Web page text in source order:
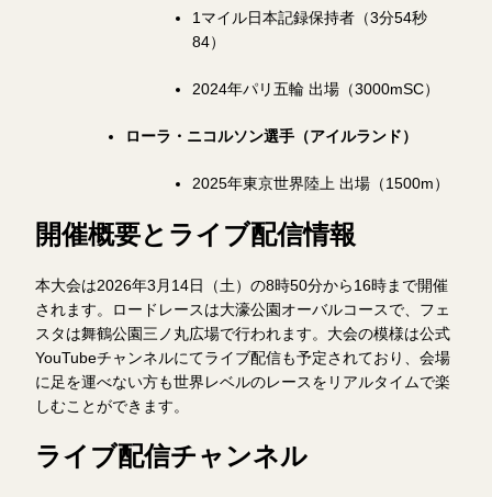
1マイル日本記録保持者（3分54秒
84）
2024年パリ五輪 出場（3000mSC）
ローラ・ニコルソン選手（アイルランド）
2025年東京世界陸上 出場（1500m）
開催概要とライブ配信情報
本大会は2026年3月14日（土）の8時50分から16時まで開催
されます。ロードレースは大濠公園オーバルコースで、フェ
スタは舞鶴公園三ノ丸広場で行われます。大会の模様は公式
YouTubeチャンネルにてライブ配信も予定されており、会場
に足を運べない方も世界レベルのレースをリアルタイムで楽
しむことができます。
ライブ配信チャンネル